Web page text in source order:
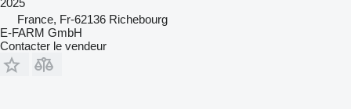
2025
France, Fr-62136 Richebourg
E-FARM GmbH
Contacter le vendeur